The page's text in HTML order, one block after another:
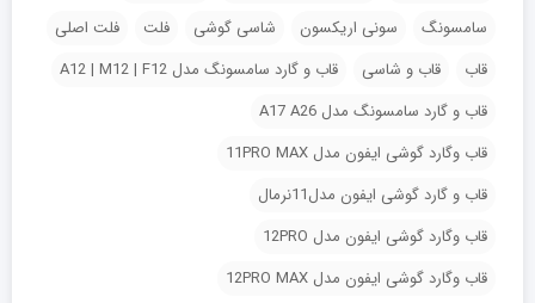
سامسونگ
سونی اریکسون شاسی گوشی فلت
فلت اصلی
قاب
قاب و شاسی
قاب و گارد سامسونگ مدل A12 | M12 | F12
قاب و گارد سامسونگ مدل A17 A26
قاب وگارد گوشی ایفون مدل 11PRO MAX
قاب و گارد گوشی ایفون مدل11نرمال
قاب وگارد گوشی ایفون مدل 12PRO
قاب وگارد گوشی ایفون مدل 12PRO MAX